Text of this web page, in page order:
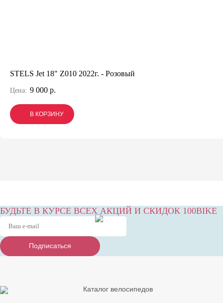
STELS Jet 18" Z010 2022г. - Розовый
Цена: 9 000 р.
В КОРЗИНУ
В КОРЗИНУ
В КОРЗИНУ
БУДЬТЕ В КУРСЕ ВСЕХ АКЦИЙ И СКИДОК 100BIKE
Подписаться
Подписаться
Подписаться
Каталог велосипедов